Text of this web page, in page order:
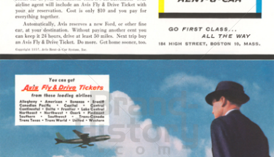
AVIS RENT-a-CAR
AVIS Autovermietung Ges.m.b.H.
1957